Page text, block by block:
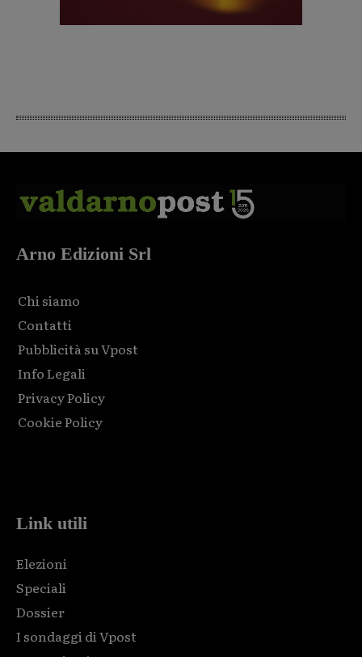
Arno Edizioni Srl
Chi siamo
Contatti
Pubblicità su Vpost
Info Legali
Privacy Policy
Cookie Policy
Link utili
Elezioni
Speciali
Dossier
I sondaggi di Vpost